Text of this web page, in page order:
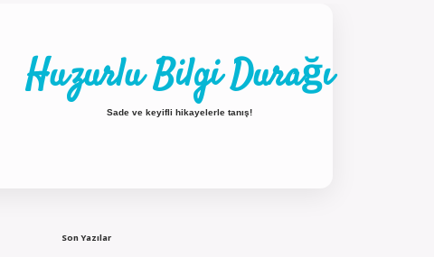
Huzurlu Bilgi Durağı
Sade ve keyifli hikayelerle tanış!
Son Yazılar